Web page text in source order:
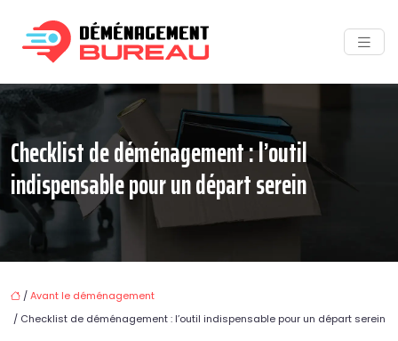
Checklist de déménagement : l’outil
indispensable pour un départ serein
/Avant le déménagement
/ Checklist de déménagement : l’outil indispensable pour un départ serein